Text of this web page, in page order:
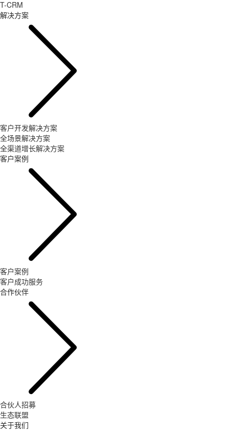
T-CRM
解决方案
客户开发解决方案
全场景解决方案
全渠道增长解决方案
客户案例
客户案例
客户成功服务
合作伙伴
合伙人招募
生态联盟
关于我们